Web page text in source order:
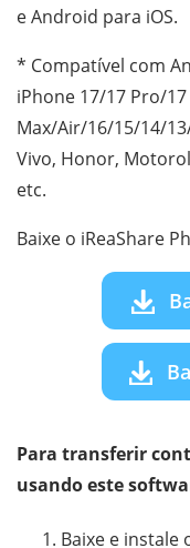
e Android para iOS.
* Compatível com
iPhone 17/17 Pro/
Max/Air/16/15/14/
Vivo, Honor,
etc.
Baixe o iReaShare
Para transferir
usando este
Baixe e instale